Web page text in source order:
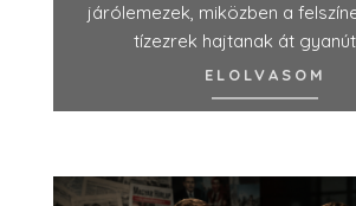
járólemezek, miközben a
tízezrek hajtanak át
ELOLVASOM